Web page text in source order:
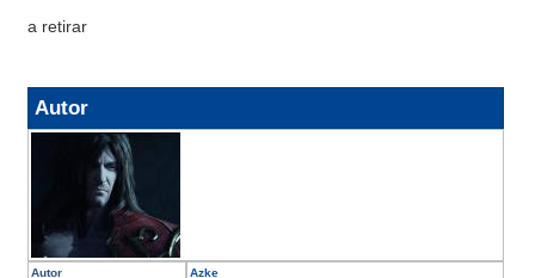
a retirar
Autor
Autor Azke